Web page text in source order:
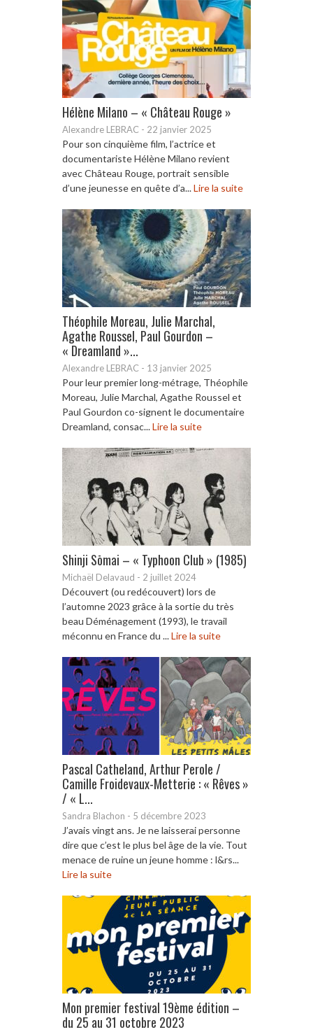
Hélène Milano – « Château Rouge »
Alexandre LEBRAC - 22 janvier 2025
Pour son cinquième film, l’actrice et
documentariste Hélène Milano revient
avec Château Rouge, portrait sensible
d’une jeunesse en quête d’a...Lire la suite
Théophile Moreau, Julie Marchal,
Agathe Roussel, Paul Gourdon –
« Dreamland »...
Alexandre LEBRAC - 13 janvier 2025
Pour leur premier long-métrage, Théophile
Moreau, Julie Marchal, Agathe Roussel et
Paul Gourdon co-signent le documentaire
Dreamland, consac...Lire la suite
Shinji Sōmai – « Typhoon Club » (1985)
Michaël Delavaud - 2 juillet 2024
Découvert (ou redécouvert) lors de
l’automne 2023 grâce à la sortie du très
beau Déménagement (1993), le travail
méconnu en France du ...Lire la suite
Pascal Catheland, Arthur Perole /
Camille Froidevaux-Metterie : « Rêves »
/ « L...
Sandra Blachon - 5 décembre 2023
J’avais vingt ans. Je ne laisserai personne
dire que c’est le plus bel âge de la vie. Tout
menace de ruine un jeune homme : l&rs...
Lire la suite
Mon premier festival 19ème édition –
du 25 au 31 octobre 2023